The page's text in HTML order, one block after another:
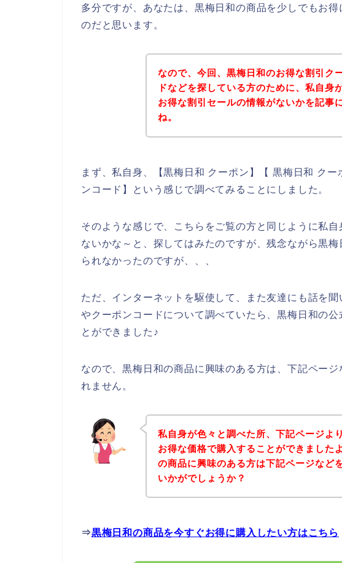
多分ですが、あなたは、黒梅日和の商品を少しでもお
のだと思います。
なので、今回、黒梅日和のお得な割引ク
ドなどを探している方のために、私自身
お得な割引セールの情報がないかを記事
ね。
まず、私自身、【黒梅日和 クーポン】【 黒梅日和 ク
ンコード】という感じで調べてみることにしました。
そのような感じで、こちらをご覧の方と同じように私
ないかな～と、探してはみたのですが、残念ながら黒
られなかったのですが、、、
ただ、インターネットを駆使して、また友達にも話を
やクーポンコードについて調べていたら、黒梅日和の
とができました♪
なので、黒梅日和の商品に興味のある方は、下記ペー
れません。
私自身が色々と調べた所、下記ページよ
お得な価格で購入することができました
の商品に興味のある方は下記ページなど
いかがでしょうか？
⇒黒梅日和の商品を今すぐお得に購入したい方はこちら